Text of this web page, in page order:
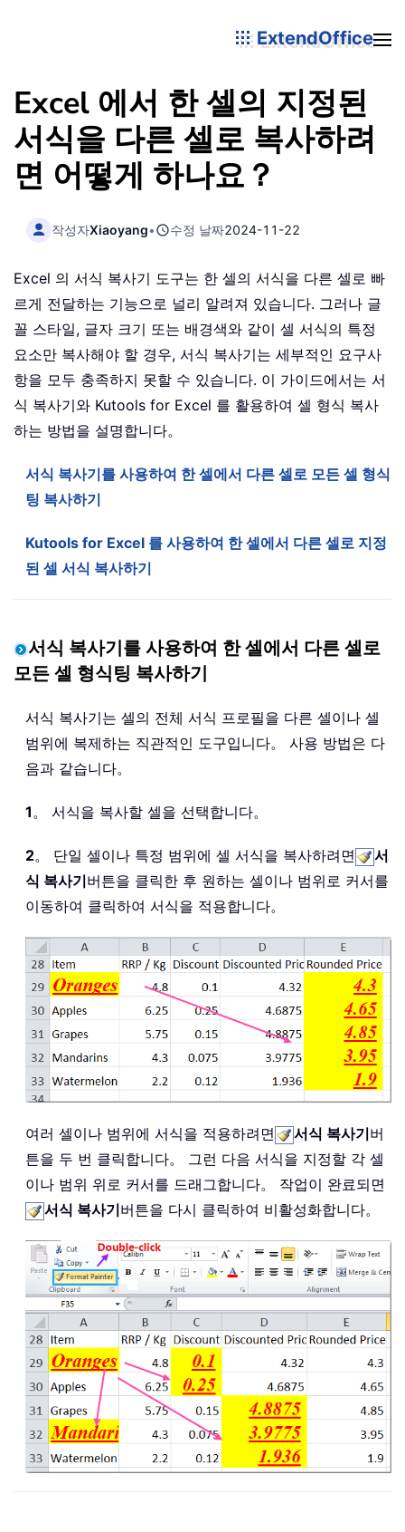
ExtendOffice
Excel 에서 한 셀의 지정된
서식을 다른 셀로 복사하려
면 어떻게 하나요？
작성자Xiaoyang• 수정 날짜2024-11-22
Excel 의 서식 복사기 도구는 한 셀의 서식을 다른 셀로 빠
르게 전달하는 기능으로 널리 알려져 있습니다. 그러나 글
꼴 스타일, 글자 크기 또는 배경색와 같이 셀 서식의 특정
요소만 복사해야 할 경우, 서식 복사기는 세부적인 요구사
항을 모두 충족하지 못할 수 있습니다. 이 가이드에서는 서
식 복사기와 Kutools for Excel 를 활용하여 셀 형식 복사
하는 방법을 설명합니다。
서식 복사기를 사용하여 한 셀에서 다른 셀로 모든 셀 형식
팅 복사하기
Kutools for Excel 를 사용하여 한 셀에서 다른 셀로 지정
된 셀 서식 복사하기
서식 복사기를 사용하여 한 셀에서 다른 셀로
모든 셀 형식팅 복사하기
서식 복사기는 셀의 전체 서식 프로필을 다른 셀이나 셀
범위에 복제하는 직관적인 도구입니다。 사용 방법은 다
음과 같습니다。
1。 서식을 복사할 셀을 선택합니다。
2。 단일 셀이나 특정 범위에 셀 서식을 복사하려면
서
식 복사기버튼을 클릭한 후 원하는 셀이나 범위로 커서를
이동하여 클릭하여 서식을 적용합니다。
여러 셀이나 범위에 서식을 적용하려면 서식 복사기버
튼을 두 번 클릭합니다。 그런 다음 서식을 지정할 각 셀
이나 범위 위로 커서를 드래그합니다。 작업이 완료되면
서식 복사기버튼을 다시 클릭하여 비활성화합니다。